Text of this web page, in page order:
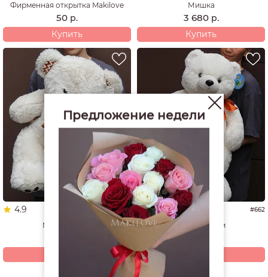
Фирменная открытка Makilove
50 р.
Купить
Мишка
3 680 р.
Купить
4.9 #1337
Мишка 60 см
5.0 #662
Мишка 70 см
4 200
Предложение недели